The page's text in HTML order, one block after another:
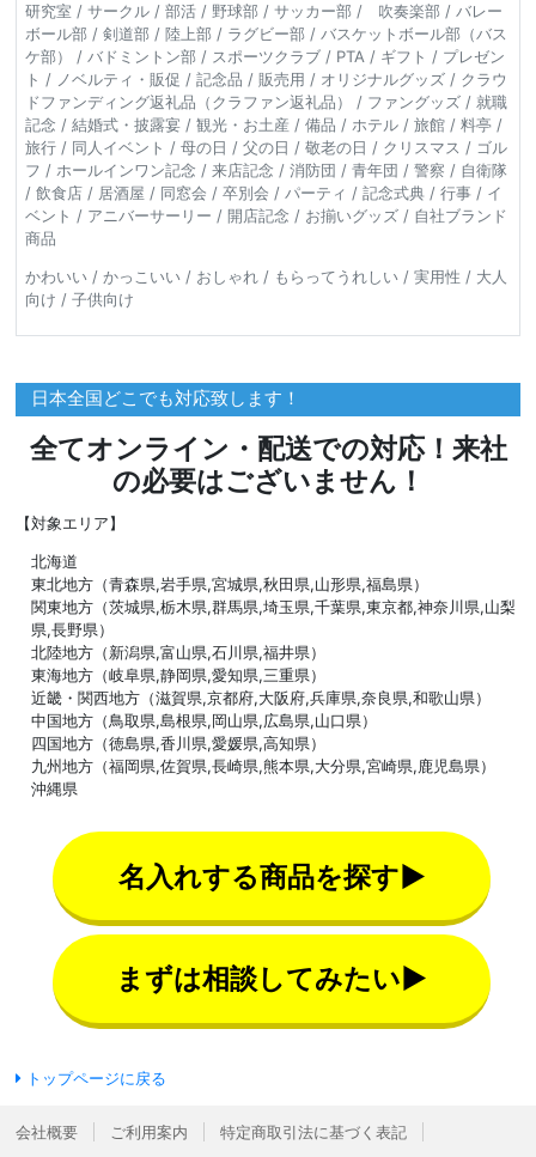
研究室 / サークル / 部活 / 野球部 / サッカー部 / 吹奏楽部 / バレー
ボール部 / 剣道部 / 陸上部 / ラグビー部 / バスケットボール部（バス
ケ部） / バドミントン部 / スポーツクラブ / PTA / ギフト / プレゼン
ト / ノベルティ・販促 / 記念品 / 販売用 / オリジナルグッズ / クラウ
ドファンディング返礼品（クラファン返礼品） / ファングッズ / 就職
記念 / 結婚式・披露宴 / 観光・お土産 / 備品 / ホテル / 旅館 / 料亭 /
旅行 / 同人イベント / 母の日 / 父の日 / 敬老の日 / クリスマス / ゴル
フ / ホールインワン記念 / 来店記念 / 消防団 / 青年団 / 警察 / 自衛隊
/ 飲食店 / 居酒屋 / 同窓会 / 卒別会 / パーティ / 記念式典 / 行事 / イ
ベント / アニバーサーリー / 開店記念 / お揃いグッズ / 自社ブランド
商品
かわいい / かっこいい / おしゃれ / もらってうれしい / 実用性 / 大人
向け / 子供向け
日本全国どこでも対応致します！
全てオンライン・配送での対応！来社
の必要はございません！
【対象エリア】
北海道
東北地方（青森県,岩手県,宮城県,秋田県,山形県,福島県）
関東地方（茨城県,栃木県,群馬県,埼玉県,千葉県,東京都,神奈川県,山梨
県,長野県）
北陸地方（新潟県,富山県,石川県,福井県）
東海地方（岐阜県,静岡県,愛知県,三重県）
近畿・関西地方（滋賀県,京都府,大阪府,兵庫県,奈良県,和歌山県）
中国地方（鳥取県,島根県,岡山県,広島県,山口県）
四国地方（徳島県,香川県,愛媛県,高知県）
九州地方（福岡県,佐賀県,長崎県,熊本県,大分県,宮崎県,鹿児島県）
沖縄県
名入れする商品を探す▶
まずは相談してみたい▶
トップページに戻る
会社概要 ご利用案内 特定商取引法に基づく表記